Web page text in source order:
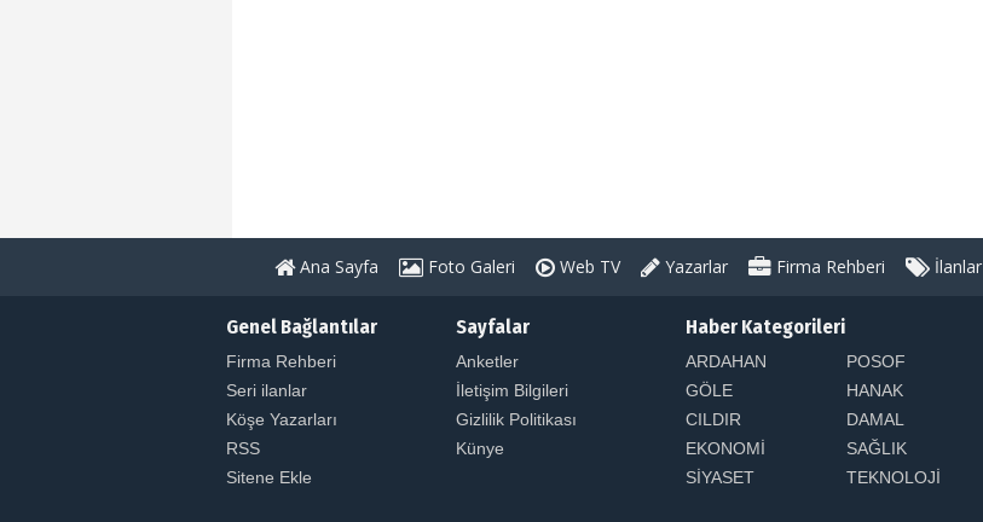
Ana Sayfa Foto Galeri Web TV Yazarlar Firma Rehberi İlanlar
Genel Bağlantılar
Firma Rehberi
Seri ilanlar
Köşe Yazarları
RSS
Sitene Ekle
Sayfalar
Anketler
İletişim Bilgileri
Gizlilik Politikası
Künye
Haber Kategorileri
ARDAHAN
POSOF
GÖLE
HANAK
CILDIR
DAMAL
EKONOMİ
SAĞLIK
SİYASET
TEKNOLOJİ